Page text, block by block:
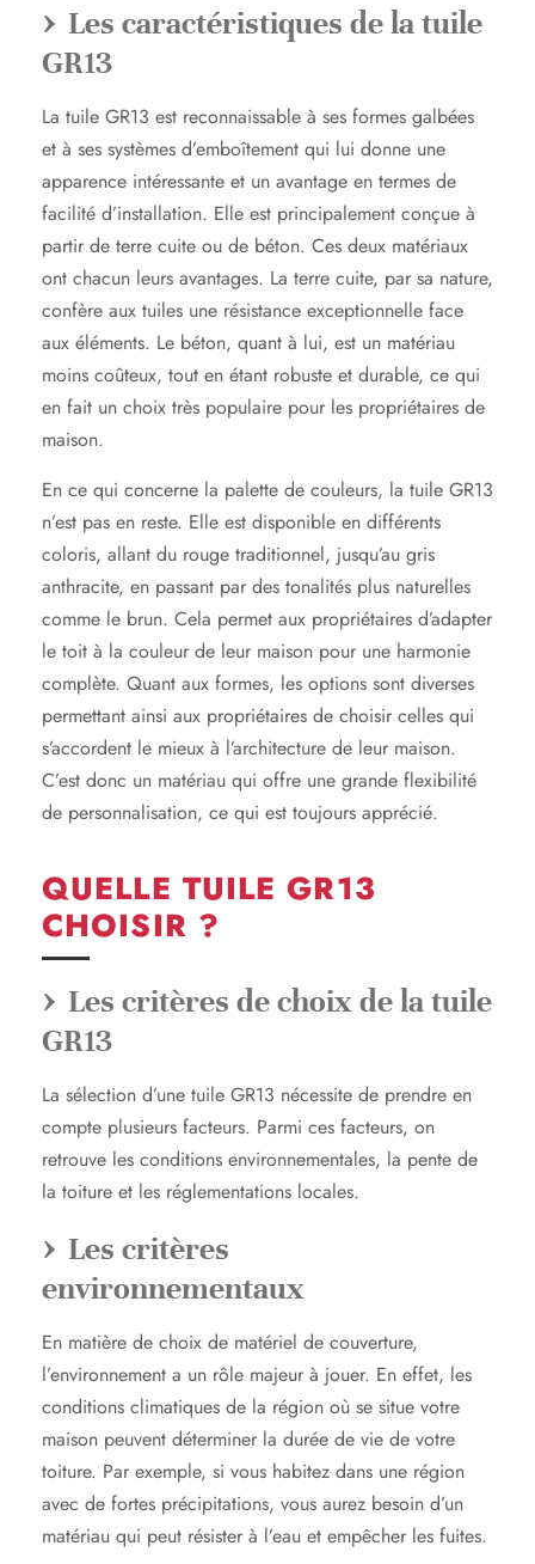
Les caractéristiques de la tuile
GR13
La tuile GR13 est reconnaissable à ses formes galbées
et à ses systèmes d’emboîtement qui lui donne une
apparence intéressante et un avantage en termes de
facilité d’installation. Elle est principalement conçue à
partir de terre cuite ou de béton. Ces deux matériaux
ont chacun leurs avantages. La terre cuite, par sa nature,
confère aux tuiles une résistance exceptionnelle face
aux éléments. Le béton, quant à lui, est un matériau
moins coûteux, tout en étant robuste et durable, ce qui
en fait un choix très populaire pour les propriétaires de
maison.
En ce qui concerne la palette de couleurs, la tuile GR13
n’est pas en reste. Elle est disponible en différents
coloris, allant du rouge traditionnel, jusqu’au gris
anthracite, en passant par des tonalités plus naturelles
comme le brun. Cela permet aux propriétaires d’adapter
le toit à la couleur de leur maison pour une harmonie
complète. Quant aux formes, les options sont diverses
permettant ainsi aux propriétaires de choisir celles qui
s’accordent le mieux à l’architecture de leur maison.
C’est donc un matériau qui offre une grande flexibilité
de personnalisation, ce qui est toujours apprécié.
QUELLE TUILE GR13
CHOISIR ?
Les critères de choix de la tuile
GR13
La sélection d’une tuile GR13 nécessite de prendre en
compte plusieurs facteurs. Parmi ces facteurs, on
retrouve les conditions environnementales, la pente de
la toiture et les réglementations locales.
Les critères
environnementaux
En matière de choix de matériel de couverture,
l’environnement a un rôle majeur à jouer. En effet, les
conditions climatiques de la région où se situe votre
maison peuvent déterminer la durée de vie de votre
toiture. Par exemple, si vous habitez dans une région
avec de fortes précipitations, vous aurez besoin d’un
matériau qui peut résister à l’eau et empêcher les fuites.